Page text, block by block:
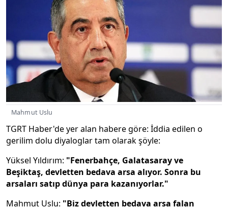
Mahmut Uslu
TGRT Haber'de yer alan habere göre: İddia edilen o
gerilim dolu diyaloglar tam olarak şöyle:
Yüksel Yıldırım: "Fenerbahçe, Galatasaray ve
Beşiktaş, devletten bedava arsa alıyor. Sonra bu
arsaları satıp dünya para kazanıyorlar."
Mahmut Uslu: "Biz devletten bedava arsa falan